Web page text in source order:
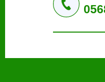
a.応募者等からのお問
b.本ウェブサイトにお
3. プライバシー尊重